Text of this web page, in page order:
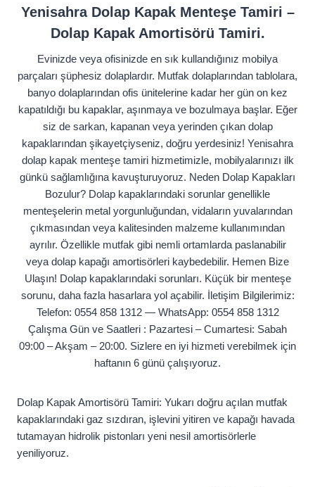
Yenisahra Dolap Kapak Menteşe Tamiri –
Dolap Kapak Amortisörü Tamiri.
Evinizde veya ofisinizde en sık kullandığınız mobilya
parçaları şüphesiz dolaplardır. Mutfak dolaplarından tablolara,
banyo dolaplarından ofis ünitelerine kadar her gün on kez
kapatıldığı bu kapaklar, aşınmaya ve bozulmaya başlar. Eğer
siz de sarkan, kapanan veya yerinden çıkan dolap
kapaklarından şikayetçiyseniz, doğru yerdesiniz! Yenisahra
dolap kapak menteşe tamiri hizmetimizle, mobilyalarınızı ilk
günkü sağlamlığına kavuşturuyoruz. Neden Dolap Kapakları
Bozulur? Dolap kapaklarındaki sorunlar genellikle
menteşelerin metal yorgunluğundan, vidaların yuvalarından
çıkmasından veya kalitesinden malzeme kullanımından
ayrılır. Özellikle mutfak gibi nemli ortamlarda paslanabilir
veya dolap kapağı amortisörleri kaybedebilir. Hemen Bize
Ulaşın! Dolap kapaklarındaki sorunları. Küçük bir menteşe
sorunu, daha fazla hasarlara yol açabilir. İletişim Bilgilerimiz:
Telefon: 0554 858 1312 — WhatsApp: 0554 858 1312
Çalışma Gün ve Saatleri : Pazartesi – Cumartesi: Sabah
09:00 – Akşam – 20:00. Sizlere en iyi hizmeti verebilmek için
haftanın 6 günü çalışıyoruz.
Dolap Kapak Amortisörü Tamiri: Yukarı doğru açılan mutfak
kapaklarındaki gaz sızdıran, işlevini yitiren ve kapağı havada
tutamayan hidrolik pistonları yeni nesil amortisörlerle
yeniliyoruz.